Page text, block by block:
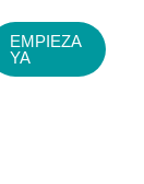
EMPIEZA
YA